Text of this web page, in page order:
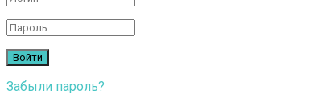
Забыли пароль?